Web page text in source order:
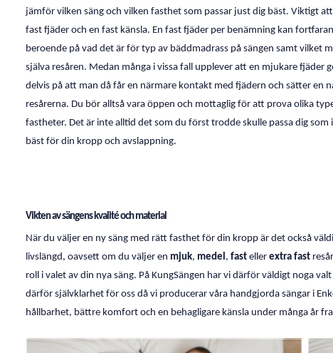
jämför vilken säng och vilken fasthet som passar just dig bäst. Viktigt
fast fjäder och en fast känsla. En fast fjäder per benämning kan
beroende på vad det är för typ av bäddmadrass på sängen samt vilket
själva resåren. Medan många i vissa fall upplever att en mjukare fjäder
delvis på att man då får en närmare kontakt med fjädern och sätter en
resårerna. Du bör alltså vara öppen och mottaglig för att prova olika
fastheter. Det är inte alltid det som du först trodde skulle passa dig som
bäst för din kropp och avslappning.
Vikten av sängens kvalité och material
När du väljer en ny säng med rätt fasthet för din kropp är det också
livslängd, oavsett om du väljer en mjuk, medel, fast eller extra fast
roll i valet av din nya säng. På KungSängen har vi därför väldigt noga
därför självklarhet för oss då vi producerar våra handgjorda sängar i
hållbarhet, bättre komfort och en behagligare känsla under många år